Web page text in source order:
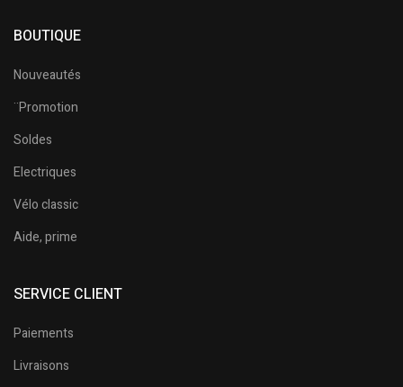
BOUTIQUE
Nouveautés
¨Promotion
Soldes
Electriques
Vélo classic
Aide, prime
SERVICE CLIENT
Paiements
Livraisons